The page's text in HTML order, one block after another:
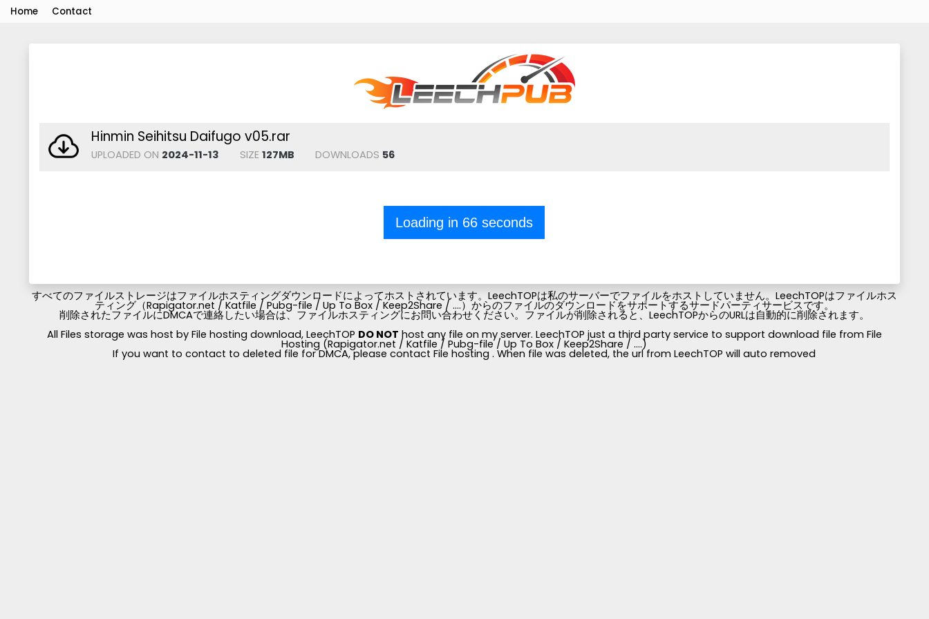
Home Contact
Hinmin Seihitsu Daifugo v05.rar
UPLOADED ON 2024-11-13 SIZE 127MB DOWNLOADS 56
Loading in 66 seconds
すべてのファイルストレージはファイルホスティングダウンロードによってホストされています。LeechTOPは私のサーバーでファイルをホストしていません。LeechTOPはファイルホス
ティング（Rapigator.net / Katfile / Pubg-file / Up To Box / Keep2Share / ....）からのファイルのダウンロードをサポートするサードパーティサービスです。
削除されたファイルにDMCAで連絡したい場合は、ファイルホスティングにお問い合わせください。ファイルが削除されると、LeechTOPからのURLは自動的に削除されます。
All Files storage was host by File hosting download, LeechTOP DO NOT host any file on my server. LeechTOP just a third party service to support download file from File
Hosting (Rapigator.net / Katfile / Pubg-file / Up To Box / Keep2Share / ....)
If you want to contact to deleted file for DMCA, please contact File hosting . When file was deleted, the url from LeechTOP will auto removed